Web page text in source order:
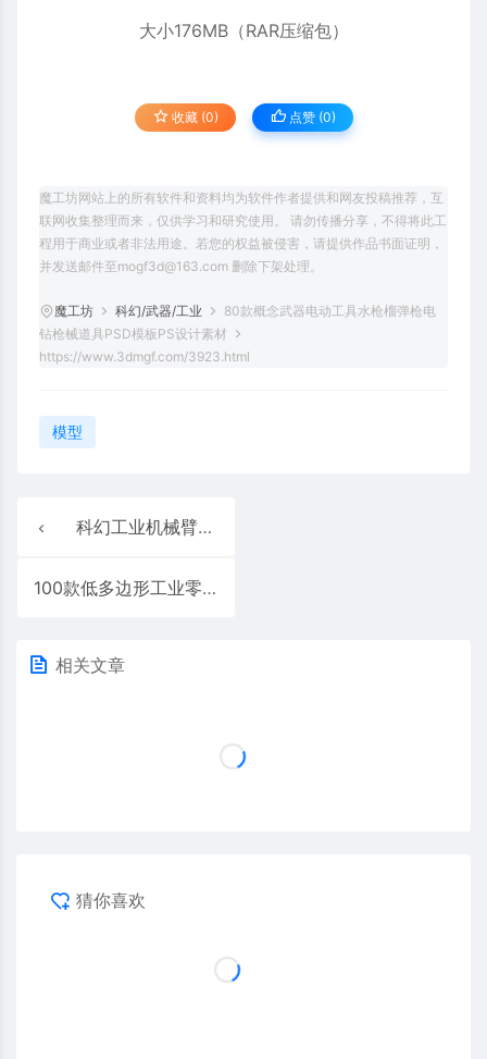
大小176MB（RAR压缩包）
收藏 (0) 点赞 (0)
魔工坊网站上的所有软件和资料均为软件作者提供和网友投稿推荐，互
联网收集整理而来，仅供学习和研究使用。 请勿传播分享，不得将此工
程用于商业或者非法用途。若您的权益被侵害，请提供作品书面证明，
并发送邮件至mogf3d@163.com 删除下架处理。
魔工坊 科幻/武器/工业
80款概念武器电动工具水枪榴弹枪电
钻枪械道具PSD模板PS设计素材
https://www.3dmgf.com/3923.html
模型
科幻工业机械臂工业零件3D模型机甲零件机械臂组件Kitbash模型白模
100款低多边形工业零件硬表面组件3D模型FBX格式白模无纹理贴图
相关文章
猜你喜欢